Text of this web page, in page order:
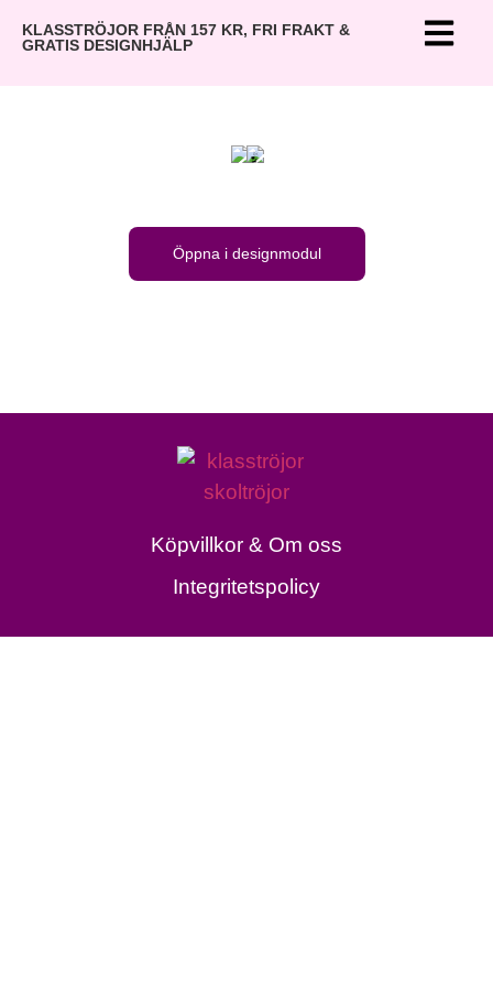
KLASSTRÖJOR FRÅN 157 KR, FRI FRAKT &
GRATIS DESIGNHJÄLP
Öppna i designmodul
Köpvillkor & Om oss
Integritetspolicy